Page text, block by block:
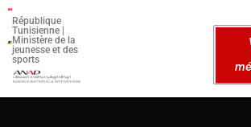
République
Tunisienne |
Ministère de la
jeunesse et des
sports